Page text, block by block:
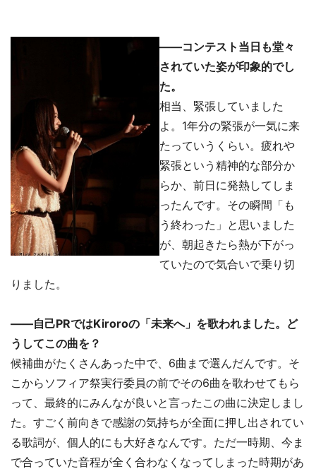
――コンテスト当日も堂々
されていた姿が印象的でし
た。
相当、緊張していました
よ。1年分の緊張が一気に来
たっていうくらい。疲れや
緊張という精神的な部分か
らか、前日に発熱してしま
ったんです。その瞬間「も
う終わった」と思いました
が、朝起きたら熱が下がっ
ていたので気合いで乗り切
りました。
――自己PRではKiroroの「未来へ」を歌われました。ど
うしてこの曲を？
候補曲がたくさんあった中で、6曲まで選んだんです。そ
こからソフィア祭実行委員の前でその6曲を歌わせてもら
って、最終的にみんなが良いと言ったこの曲に決定しまし
た。すごく前向きで感謝の気持ちが全面に押し出されてい
る歌詞が、個人的にも大好きなんです。ただ一時期、今ま
で合っていた音程が全く合わなくなってしまった時期があ